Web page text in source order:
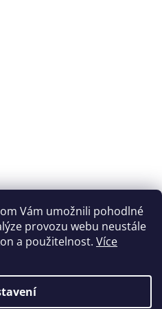
Vám umožnili pohodlné
provozu webu neustále
a použitelnost. Více
Shoptet